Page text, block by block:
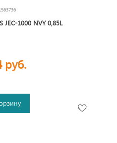
1000 NVY 0,85L
руб.